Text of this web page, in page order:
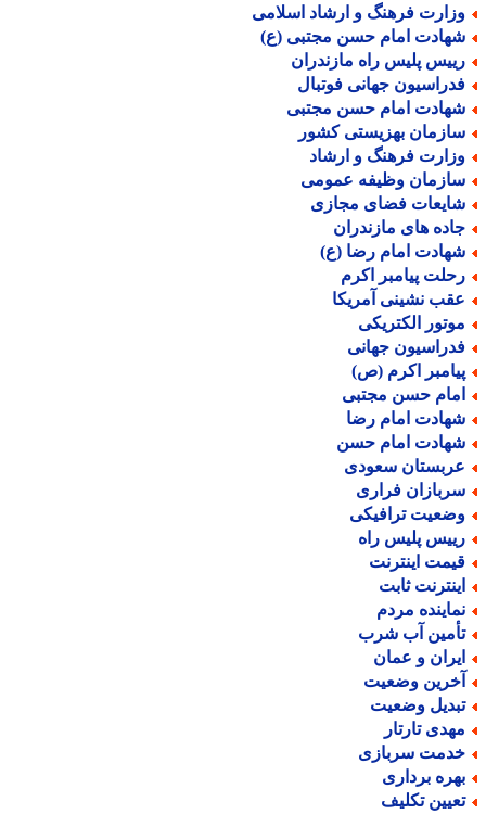
فرهنگ و ارشاد اسلامی
امام حسن مجتبی (ع)
پلیس راه مازندران
جهانی فوتبال
امام حسن مجتبی
بهزیستی کشور
فرهنگ و ارشاد
وظیفه عمومی
فضای مجازی
های مازندران
امام رضا (ع)
پیامبر اکرم
نشینی آمریکا
الکتریکی
جهانی
اکرم (ص)
حسن مجتبی
امام رضا
امام حسن
سعودی
فراری
ترافیکی
پلیس راه
اینترنت
ثابت
مردم
آب شرب
و عمان
وضعیت
وضعیت
تارتار
سربازی
برداری
تکلیف